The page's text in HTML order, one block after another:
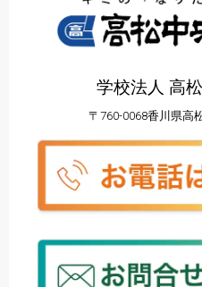
学校法人 高
〒760-0068香川県高